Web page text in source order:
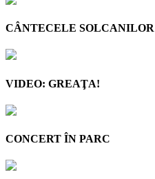
CÂNTECELE SOLCANILOR
VIDEO: GREAŢA!
CONCERT ÎN PARC